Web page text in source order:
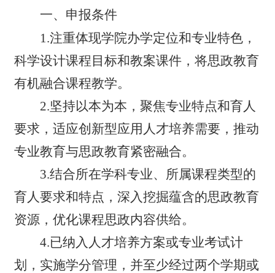
一、申报条件
1.注重体现学院办学定位和专业特色，
科学设计课程目标和教案课件，将思政教育
有机融合课程教学。
2.坚持以本为本，聚焦专业特点和育人
要求，适应创新型应用人才培养需要，推动
专业教育与思政教育紧密融合。
3.结合所在学科专业、所属课程类型的
育人要求和特点，深入挖掘蕴含的思政教育
资源，优化课程思政内容供给。
4.已纳入人才培养方案或专业考试计
划，实施学分管理，并至少经过两个学期或